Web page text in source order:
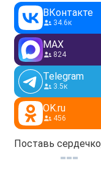
ВКонтакте
34.6к
MAX
824
Telegram
3.5к
OK.ru
456
Поставь